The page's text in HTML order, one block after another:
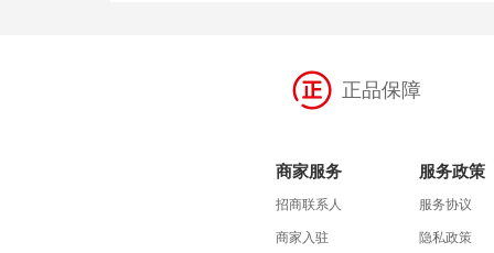
正品保障
商家服务
招商联系人
商家入驻
服务政策
服务协议
隐私政策